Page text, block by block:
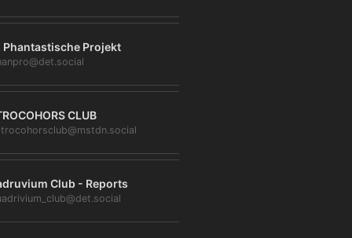
Phantastische Projekt
CLUB
Club - Reports